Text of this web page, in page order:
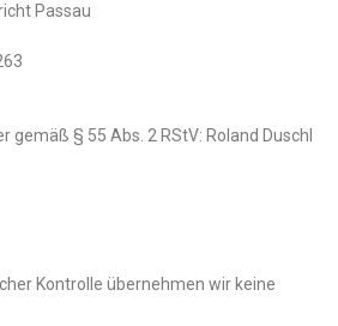
Passau
gemäß § 55 Abs. 2 RStV: Roland Duschl
Kontrolle übernehmen wir keine